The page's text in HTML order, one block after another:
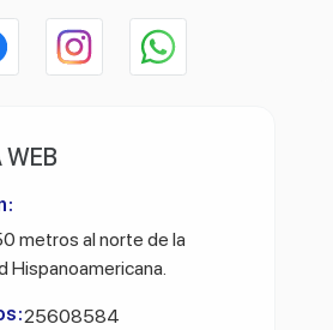
WEB
metros al norte de la
Hispanoamericana.
25608584